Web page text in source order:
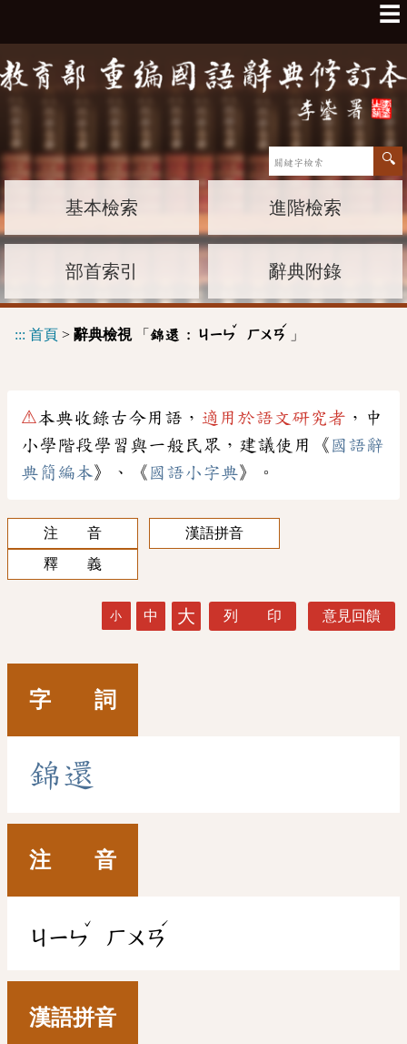
☰
基本檢索 進階檢索
部首索引 辭典附錄
::: 首頁 > 辭典檢視「 錦還 : ㄐㄧㄣ
ˇ
ㄏㄨㄢ
ˊ
」
⚠本典收錄古今用語， 適用於語文研究者 ，中
小學階段學習與一般民眾，建議使用《 國語辭
典簡編本》、《 國語小字典》。
注 音
漢語拼音
釋 義
小 中 大 列 印 意見回饋
字 詞
錦還
注 音
ㄐㄧㄣ
ˇ
ㄏㄨㄢ
ˊ
漢語拼音